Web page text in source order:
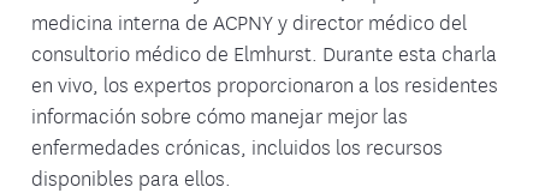
medicina interna de ACPNY y director médico del
consultorio médico de Elmhurst. Durante esta charla
en vivo, los expertos proporcionaron a los residentes
información sobre cómo manejar mejor las
enfermedades crónicas, incluidos los recursos
disponibles para ellos.